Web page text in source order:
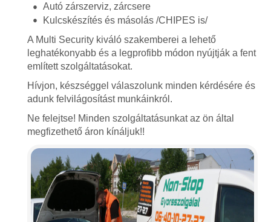
Autó zárszerviz, zárcsere
Kulcskészítés és másolás /CHIPES is/
A Multi Security kiváló szakemberei a lehető
leghatékonyabb és a legprofibb módon nyújtják a fent
említett szolgáltatásokat.
Hívjon, készséggel válaszolunk minden kérdésére és
adunk felvilágosítást munkáinkról.
Ne felejtse! Minden szolgáltatásunkat az ön által
megfizethető áron kínáljuk!!